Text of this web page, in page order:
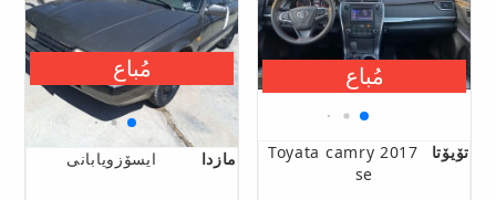
تۆیۆتا
Toyata camry 2017
se
مُباع
مازدا ایسۆزویابانی
مُباع